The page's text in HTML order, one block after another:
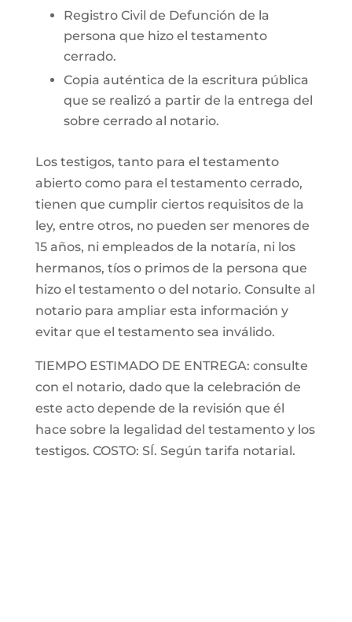
Registro Civil de Defunción de la
persona que hizo el testamento
cerrado.
Copia auténtica de la escritura pública
que se realizó a partir de la entrega del
sobre cerrado al notario.
Los testigos, tanto para el testamento
abierto como para el testamento cerrado,
tienen que cumplir ciertos requisitos de la
ley, entre otros, no pueden ser menores de
15 años, ni empleados de la notaría, ni los
hermanos, tíos o primos de la persona que
hizo el testamento o del notario. Consulte al
notario para ampliar esta información y
evitar que el testamento sea inválido.
TIEMPO ESTIMADO DE ENTREGA: consulte
con el notario, dado que la celebración de
este acto depende de la revisión que él
hace sobre la legalidad del testamento y los
testigos. COSTO: SÍ. Según tarifa notarial.